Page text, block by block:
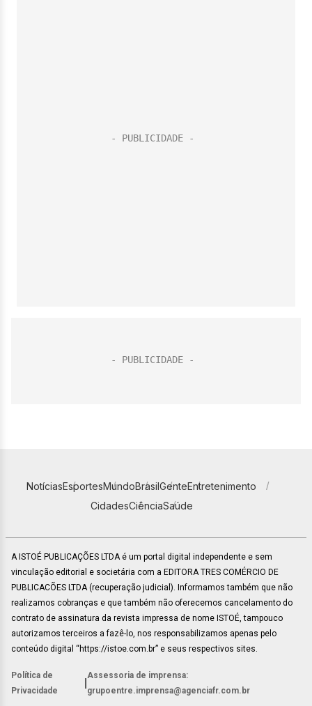
NotíciasEsportesMundoBrasilGenteEntretenimento
CidadesCiênciaSaúde
A ISTOÉ PUBLICAÇÕES LTDA é um portal digital independente e sem
vinculação editorial e societária com a EDITORA TRES COMÉRCIO DE
PUBLICACÕES LTDA (recuperação judicial). Informamos também que não
realizamos cobranças e que também não oferecemos cancelamento do
contrato de assinatura da revista impressa de nome ISTOÉ, tampouco
autorizamos terceiros a fazê-lo, nos responsabilizamos apenas pelo
conteúdo digital “https://istoe.com.br” e seus respectivos sites.
Política de
Privacidade
Assessoria de imprensa:
grupoentre.imprensa@agenciafr.com.br